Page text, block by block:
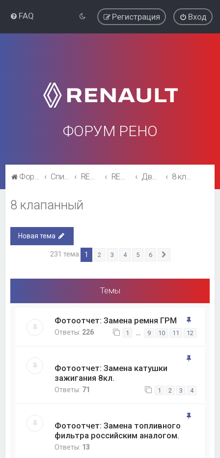
FAQ Вход
Регистрация
ФОРУМ РЕНО
Форум Рено Список форумов RENAULT SYMBOL RENAULT SYMBOL Двигатель и трансмиссия 8 клапанный
8 клапанный
Новая тема
231 тема 1 2 3 4 5 6
Темы
Фотоотчет: Замена ремня ГРМ
Ответы: 226 1 … 9 10 11 12
Фотоотчет: Замена катушки
зажигания 8кл.
Ответы: 71 1 2 3 4
Фотоотчет: Замена топливного
фильтра российским аналогом.
Ответы: 13